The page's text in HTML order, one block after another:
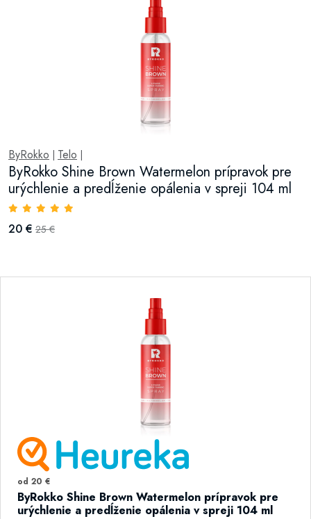
ByRokko Telo
ByRokko Shine Brown Watermelon prípravok pre
urýchlenie a predĺženie opálenia v spreji 104 ml
20 € 25 €
od 20 €
ByRokko Shine Brown Watermelon prípravok pre
urýchlenie a predĺženie opálenia v spreji 104 ml